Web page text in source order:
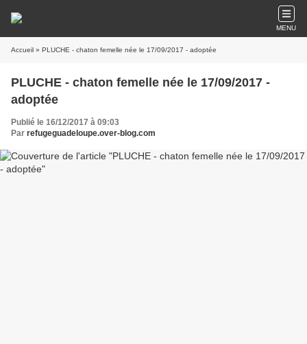
MENU
Accueil » PLUCHE - chaton femelle née le 17/09/2017 - adoptée
PLUCHE - chaton femelle née le 17/09/2017 -
adoptée
Publié le 16/12/2017 à 09:03
Par refugeguadeloupe.over-blog.com